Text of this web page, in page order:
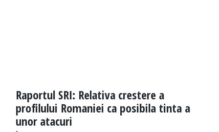
Raportul SRI: Relativa crestere a
profilului Romaniei ca posibila tinta a
unor atacuri